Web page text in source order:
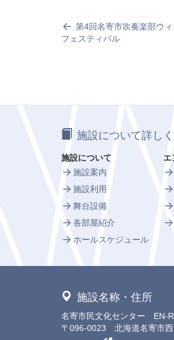
第4回名寄市吹奏楽部ウ
フェスティバル
施設について詳し
施設について
施設案内
施設利用
舞台設備
各部屋紹介
ホールスケジュール
エ
施設名称・住所
名寄市民文化センター EN-
〒096-0023 北海道名寄市